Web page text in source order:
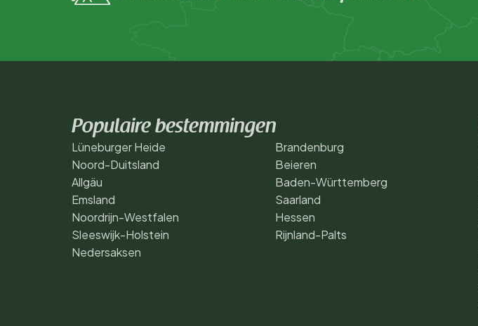
Populaire bestemmingen
Lüneburger Heide
Noord-Duitsland
Allgäu
Emsland
Noordrijn-Westfalen
Sleeswijk-Holstein
Nedersaksen
Brandenburg
Beieren
Baden-Württemberg
Saarland
Hessen
Rijnland-Palts